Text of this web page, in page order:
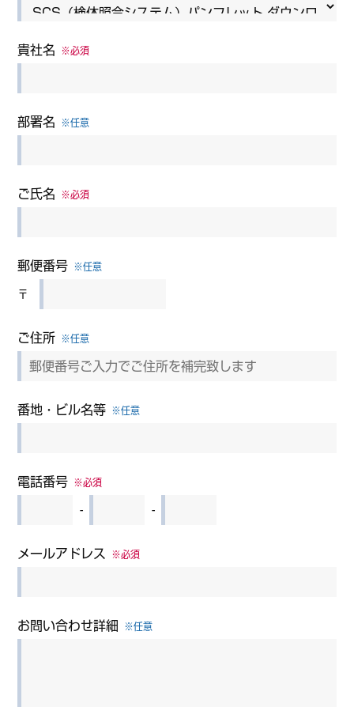
貴社名 ※必須
部署名 ※任意
ご氏名 ※必須
郵便番号 ※任意
〒
ご住所 ※任意
番地・ビル名等 ※任意
電話番号 ※必須
- -
メールアドレス ※必須
お問い合わせ詳細 ※任意